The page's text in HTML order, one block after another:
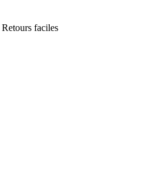
Retours faciles